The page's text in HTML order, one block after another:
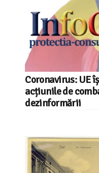
Coronavirus: UE
acțiunile de
dezinformării